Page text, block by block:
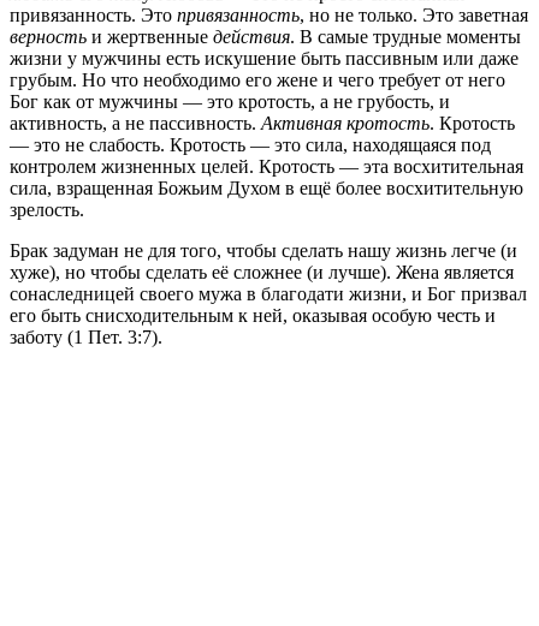
привязанность. Это привязанность, но не только. Это заветная
верность и жертвенные действия. В самые трудные моменты
жизни у мужчины есть искушение быть пассивным или даже
грубым. Но что необходимо его жене и чего требует от него
Бог как от мужчины — это кротость, а не грубость, и
активность, а не пассивность. Активная кротость. Кротость
— это не слабость. Кротость — это сила, находящаяся под
контролем жизненных целей. Кротость — эта восхитительная
сила, взращенная Божьим Духом в ещё более восхитительную
зрелость.
Брак задуман не для того, чтобы сделать нашу жизнь легче (и
хуже), но чтобы сделать её сложнее (и лучше). Жена является
сонаследницей своего мужа в благодати жизни, и Бог призвал
его быть снисходительным к ней, оказывая особую честь и
заботу (1 Пет. 3:7).